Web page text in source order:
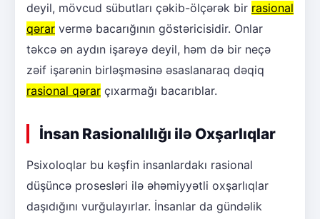
deyil, mövcud sübutları çəkib-ölçərək bir rasional
qərar vermə bacarığının göstəricisidir. Onlar
təkcə ən aydın işarəyə deyil, həm də bir neçə
zəif işarənin birləşməsinə əsaslanaraq dəqiq
rasional qərar çıxarmağı bacarıblar.
İnsan Rasionalılığı ilə Oxşarlıqlar
Psixoloqlar bu kəşfin insanlardakı rasional
düşüncə prosesləri ilə əhəmiyyətli oxşarlıqlar
daşıdığını vurğulayırlar. İnsanlar da gündəlik